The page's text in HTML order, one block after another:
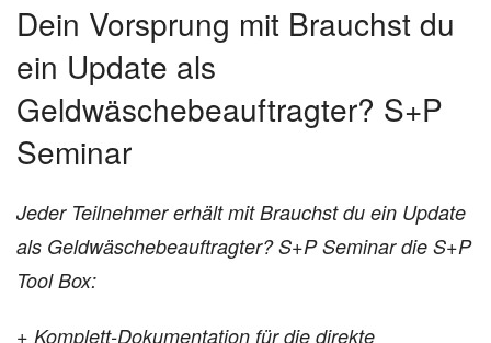
Dein Vorsprung mit Brauchst du
ein Update als
Geldwäschebeauftragter? S+P
Seminar
Jeder Teilnehmer erhält mit Brauchst du ein Update
als Geldwäschebeauftragter? S+P Seminar die S+P
Tool Box:
+ Komplett-Dokumentation für die direkte